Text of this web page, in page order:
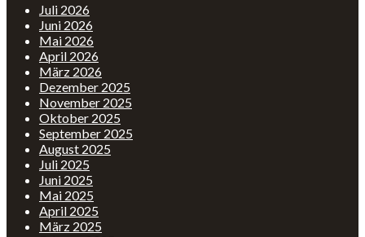
Juli 2026
Juni 2026
Mai 2026
April 2026
März 2026
Dezember 2025
November 2025
Oktober 2025
September 2025
August 2025
Juli 2025
Juni 2025
Mai 2025
April 2025
März 2025